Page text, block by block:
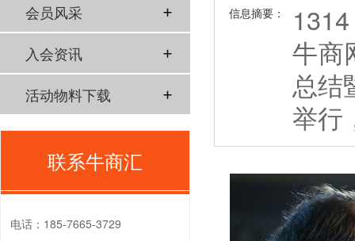
信息摘要：
牛商
总结
举行
会员风采
入会资讯
活动物料下载
联系牛商汇
电话： 185-7665-3729